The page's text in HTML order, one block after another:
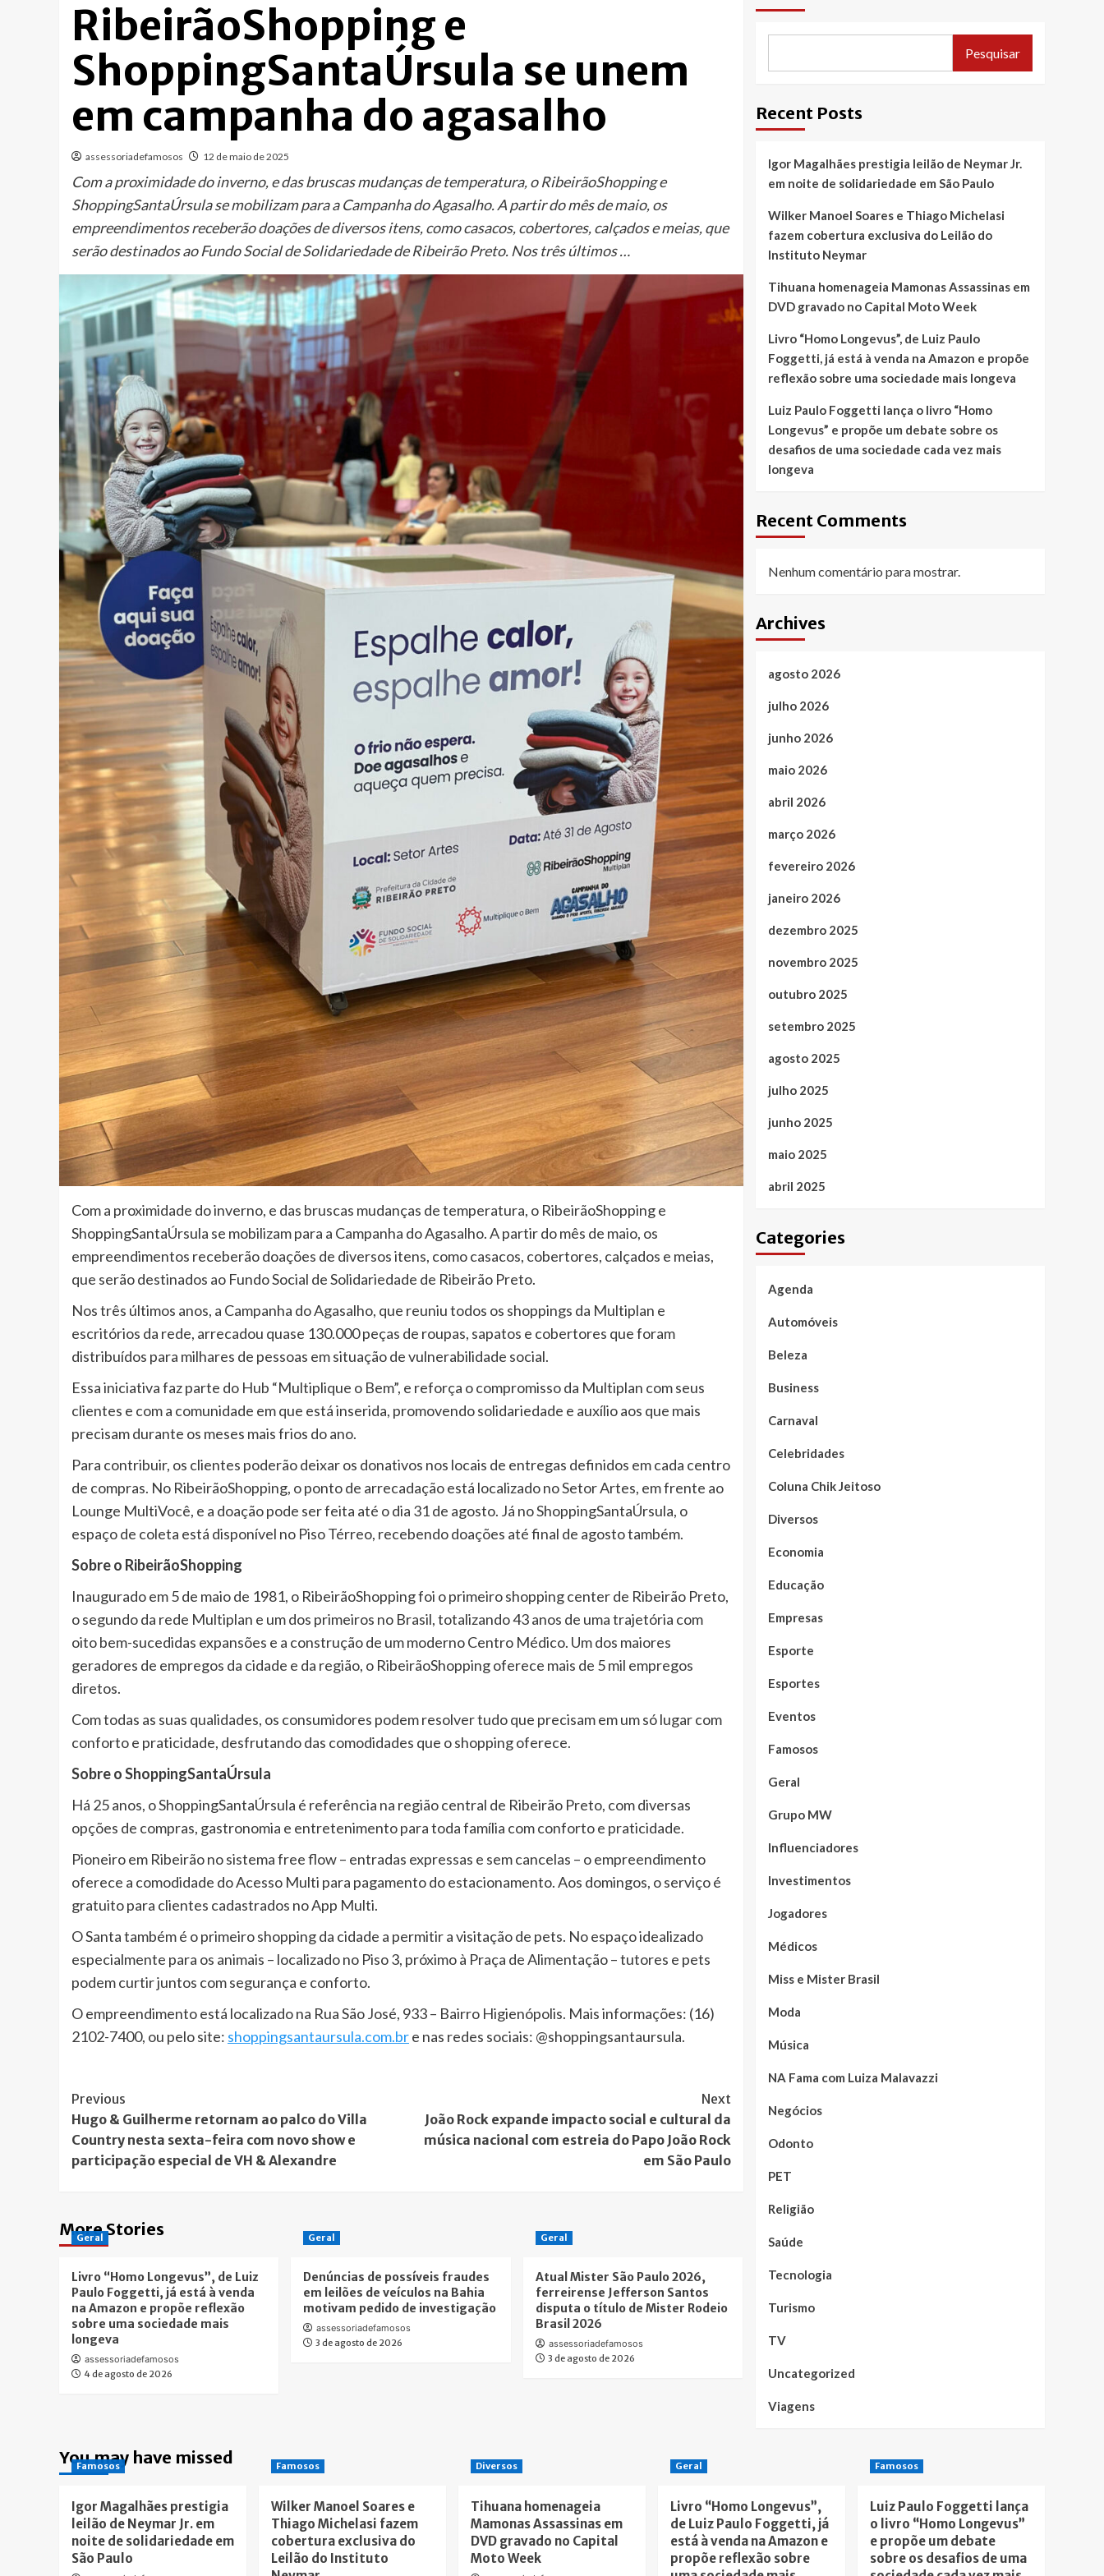
RibeirãoShopping e
ShoppingSantaÚrsula se unem
em campanha do agasalho
assessoriadefamosos 12 de maio de 2025
Com a proximidade do inverno, e das bruscas mudanças de temperatura, o RibeirãoShopping e
ShoppingSantaÚrsula se mobilizam para a Campanha do Agasalho. A partir do mês de maio, os
empreendimentos receberão doações de diversos itens, como casacos, cobertores, calçados e meias, que
serão destinados ao Fundo Social de Solidariedade de Ribeirão Preto. Nos três últimos …
Com a proximidade do inverno, e das bruscas mudanças de temperatura, o RibeirãoShopping e
ShoppingSantaÚrsula se mobilizam para a Campanha do Agasalho. A partir do mês de maio, os
empreendimentos receberão doações de diversos itens, como casacos, cobertores, calçados e meias,
que serão destinados ao Fundo Social de Solidariedade de Ribeirão Preto.
Nos três últimos anos, a Campanha do Agasalho, que reuniu todos os shoppings da Multiplan e
escritórios da rede, arrecadou quase 130.000 peças de roupas, sapatos e cobertores que foram
distribuídos para milhares de pessoas em situação de vulnerabilidade social.
Essa iniciativa faz parte do Hub “Multiplique o Bem”, e reforça o compromisso da Multiplan com seus
clientes e com a comunidade em que está inserida, promovendo solidariedade e auxílio aos que mais
precisam durante os meses mais frios do ano.
Para contribuir, os clientes poderão deixar os donativos nos locais de entregas definidos em cada centro
de compras. No RibeirãoShopping, o ponto de arrecadação está localizado no Setor Artes, em frente ao
Lounge MultiVocê, e a doação pode ser feita até o dia 31 de agosto. Já no ShoppingSantaÚrsula, o
espaço de coleta está disponível no Piso Térreo, recebendo doações até final de agosto também.
Sobre o RibeirãoShopping
Inaugurado em 5 de maio de 1981, o RibeirãoShopping foi o primeiro shopping center de Ribeirão Preto,
o segundo da rede Multiplan e um dos primeiros no Brasil, totalizando 43 anos de uma trajetória com
oito bem-sucedidas expansões e a construção de um moderno Centro Médico. Um dos maiores
geradores de empregos da cidade e da região, o RibeirãoShopping oferece mais de 5 mil empregos
diretos.
Com todas as suas qualidades, os consumidores podem resolver tudo que precisam em um só lugar com
conforto e praticidade, desfrutando das comodidades que o shopping oferece.
Sobre o ShoppingSantaÚrsula
Há 25 anos, o ShoppingSantaÚrsula é referência na região central de Ribeirão Preto, com diversas
opções de compras, gastronomia e entretenimento para toda família com conforto e praticidade.
Pioneiro em Ribeirão no sistema free flow – entradas expressas e sem cancelas – o empreendimento
oferece a comodidade do Acesso Multi para pagamento do estacionamento. Aos domingos, o serviço é
gratuito para clientes cadastrados no App Multi.
O Santa também é o primeiro shopping da cidade a permitir a visitação de pets. No espaço idealizado
especialmente para os animais – localizado no Piso 3, próximo à Praça de Alimentação – tutores e pets
podem curtir juntos com segurança e conforto.
O empreendimento está localizado na Rua São José, 933 – Bairro Higienópolis. Mais informações: (16)
2102-7400, ou pelo site: shoppingsantaursula.com.bre nas redes sociais: @shoppingsantaursula.
Post
Navigation
Previous
Hugo & Guilherme retornam ao palco do Villa
Country nesta sexta-feira com novo show e
participação especial de VH & Alexandre
Next
João Rock expande impacto social e cultural da
música nacional com estreia do Papo João Rock
em São Paulo
More Stories
Geral
Livro “Homo Longevus”, de Luiz
Paulo Foggetti, já está à venda
na Amazon e propõe reflexão
sobre uma sociedade mais
longeva
assessoriadefamosos
4 de agosto de 2026
Geral
Denúncias de possíveis fraudes
em leilões de veículos na Bahia
motivam pedido de investigação
assessoriadefamosos
3 de agosto de 2026
Geral
Atual Mister São Paulo 2026,
ferreirense Jefferson Santos
disputa o título de Mister Rodeio
Brasil 2026
assessoriadefamosos
3 de agosto de 2026
Pesquisar
Recent Posts
Igor Magalhães prestigia leilão de Neymar Jr.
em noite de solidariedade em São Paulo
Wilker Manoel Soares e Thiago Michelasi
fazem cobertura exclusiva do Leilão do
Instituto Neymar
Tihuana homenageia Mamonas Assassinas em
DVD gravado no Capital Moto Week
Livro “Homo Longevus”, de Luiz Paulo
Foggetti, já está à venda na Amazon e propõe
reflexão sobre uma sociedade mais longeva
Luiz Paulo Foggetti lança o livro “Homo
Longevus” e propõe um debate sobre os
desafios de uma sociedade cada vez mais
longeva
Recent Comments
Nenhum comentário para mostrar.
Archives
agosto 2026
julho 2026
junho 2026
maio 2026
abril 2026
março 2026
fevereiro 2026
janeiro 2026
dezembro 2025
novembro 2025
outubro 2025
setembro 2025
agosto 2025
julho 2025
junho 2025
maio 2025
abril 2025
Categories
Agenda
Automóveis
Beleza
Business
Carnaval
Celebridades
Coluna Chik Jeitoso
Diversos
Economia
Educação
Empresas
Esporte
Esportes
Eventos
Famosos
Geral
Grupo MW
Influenciadores
Investimentos
Jogadores
Médicos
Miss e Mister Brasil
Moda
Música
NA Fama com Luiza Malavazzi
Negócios
Odonto
PET
Religião
Saúde
Tecnologia
Turismo
TV
Uncategorized
Viagens
You may have missed
Famosos
Igor Magalhães prestigia
leilão de Neymar Jr. em
noite de solidariedade em
São Paulo
Famosos
Wilker Manoel Soares e
Thiago Michelasi fazem
cobertura exclusiva do
Leilão do Instituto
Diversos
Tihuana homenageia
Mamonas Assassinas em
DVD gravado no Capital
Moto Week
Geral
Livro “Homo Longevus”,
de Luiz Paulo Foggetti, já
está à venda na Amazon e
propõe reflexão sobre
Famosos
Luiz Paulo Foggetti lança
o livro “Homo Longevus”
e propõe um debate
sobre os desafios de uma